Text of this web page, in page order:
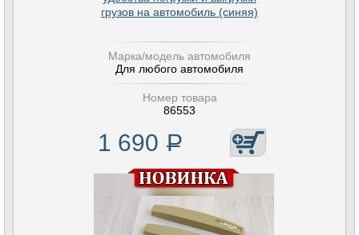
грузов на автомобиль (синяя)
Марка/модель автомобиля
Для любого автомобиля
Номер товара
86553
1 690 Р